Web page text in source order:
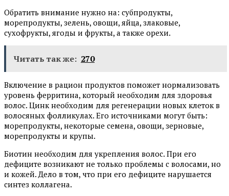
Обратить внимание нужно на: субпродукты,
морепродукты, зелень, овощи, яйца, злаковые,
сухофрукты, ягоды и фрукты, а также орехи.
Читать так же: 270
Включение в рацион продуктов поможет нормализовать
уровень ферритина, который необходим для здоровья
волос. Цинк необходим для регенерации новых клеток в
волосяных фолликулах. Его источниками могут быть:
морепродукты, некоторые семена, овощи, зерновые,
морепродукты и крупы.
Биотин необходим для укрепления волос. При его
дефиците возникают не только проблемы с волосами, но
и кожей. Дело в том, что при его дефиците нарушается
синтез коллагена.